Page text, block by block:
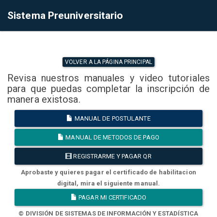
Sistema Preuniversitario
VOLVER A LA PÁGINA PRINCIPAL
Revisa nuestros manuales y video tutoriales
para que puedas completar la inscripción de
manera existosa.
MANUAL DE POSTULANTE
MANUAL DE METODOS DE PAGO
REGISTRARME Y PAGAR QR
Aprobaste y quieres pagar el certificado de habilitacion
digital, mira el siguiente manual.
PAGAR MI CERTIFICADO
© DIVISIÓN DE SISTEMAS DE INFORMACIÓN Y ESTADÍSTICA